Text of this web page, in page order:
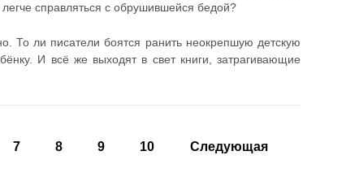
справляться с обрушившейся бедой?
То ли писатели боятся ранить неокрепшую детскую
И всё же выходят в свет книги, затрагивающие
7 8 9 10 Следующая